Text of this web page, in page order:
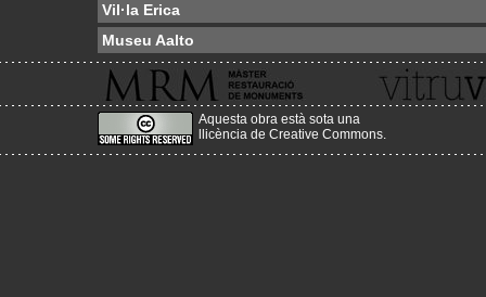
Vil·la Erica
Museu Aalto
Aquesta obra està sota una
llicència de Creative Commons.